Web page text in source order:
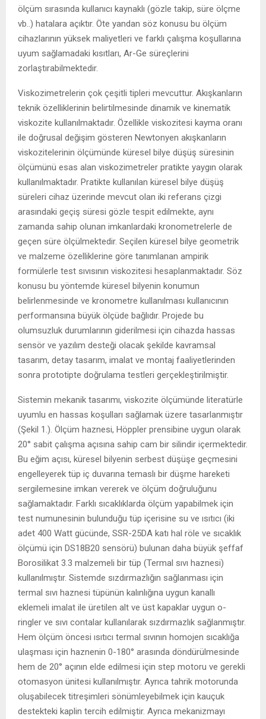
ölçüm sırasında kullanıcı kaynaklı (gözle takip, süre ölçme
vb..) hatalara açıktır. Öte yandan söz konusu bu ölçüm
cihazlarının yüksek maliyetleri ve farklı çalışma koşullarına
uyum sağlamadaki kısıtları, Ar-Ge süreçlerini
zorlaştırabilmektedir.
Viskozimetrelerin çok çeşitli tipleri mevcuttur. Akışkanların
teknik özelliklerinin belirtilmesinde dinamik ve kinematik
viskozite kullanılmaktadır. Özellikle viskozitesi kayma oranı
ile doğrusal değişim gösteren Newtonyen akışkanların
viskozitelerinin ölçümünde küresel bilye düşüş süresinin
ölçümünü esas alan viskozimetreler pratikte yaygın olarak
kullanılmaktadır. Pratikte kullanılan küresel bilye düşüş
süreleri cihaz üzerinde mevcut olan iki referans çizgi
arasındaki geçiş süresi gözle tespit edilmekte, aynı
zamanda sahip olunan imkanlardaki kronometrelerle de
geçen süre ölçülmektedir. Seçilen küresel bilye geometrik
ve malzeme özelliklerine göre tanımlanan ampirik
formülerle test sıvısının viskozitesi hesaplanmaktadır. Söz
konusu bu yöntemde küresel bilyenin konumun
belirlenmesinde ve kronometre kullanılması kullanıcının
performansına büyük ölçüde bağlıdır. Projede bu
olumsuzluk durumlarının giderilmesi için cihazda hassas
sensör ve yazılım desteği olacak şekilde kavramsal
tasarım, detay tasarım, imalat ve montaj faaliyetlerinden
sonra prototipte doğrulama testleri gerçekleştirilmiştir.
Sistemin mekanik tasarımı, viskozite ölçümünde literatürle
uyumlu en hassas koşulları sağlamak üzere tasarlanmıştır
(Şekil 1.). Ölçüm haznesi, Höppler prensibine uygun olarak
20° sabit çalışma açısına sahip cam bir silindir içermektedir.
Bu eğim açısı, küresel bilyenin serbest düşüşe geçmesini
engelleyerek tüp iç duvarına temaslı bir düşme hareketi
sergilemesine imkan vererek ve ölçüm doğruluğunu
sağlamaktadır. Farklı sıcaklıklarda ölçüm yapabilmek için
test numunesinin bulunduğu tüp içerisine su ve ısıtıcı (iki
adet 400 Watt gücünde, SSR-25DA katı hal röle ve sıcaklık
ölçümü için DS18B20 sensörü) bulunan daha büyük şeffaf
Borosilikat 3.3 malzemeli bir tüp (Termal sıvı haznesi)
kullanılmıştır. Sistemde sızdırmazlığın sağlanması için
termal sıvı haznesi tüpünün kalınlığına uygun kanallı
eklemeli imalat ile üretilen alt ve üst kapaklar uygun o-
ringler ve sıvı contalar kullanılarak sızdırmazlık sağlanmıştır.
Hem ölçüm öncesi ısıtıcı termal sıvının homojen sıcaklığa
ulaşması için haznenin 0-180° arasında döndürülmesinde
hem de 20° açının elde edilmesi için step motoru ve gerekli
otomasyon ünitesi kullanılmıştır. Ayrıca tahrik motorunda
oluşabilecek titreşimleri sönümleyebilmek için kauçuk
destekteki kaplin tercih edilmiştir. Ayrıca mekanizmayı